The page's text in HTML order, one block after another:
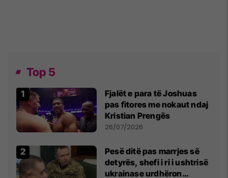
Top 5
Fjalët e para të Joshuas
pas fitores me nokaut ndaj
Kristian Prengës
26/07/2026
Pesë ditë pas marrjes së
detyrës, shefi i ri i ushtrisë
ukrainase urdhëron